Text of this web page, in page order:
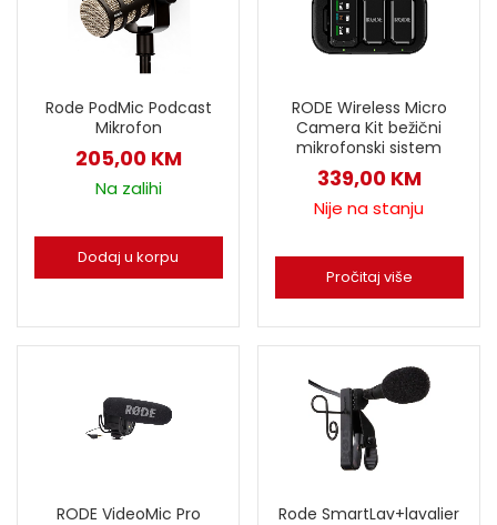
Rode PodMic Podcast
Mikrofon
205,00 KM
Na zalihi
Dodaj u korpu
RODE Wireless Micro
Camera Kit bežični
mikrofonski sistem
339,00 KM
Nije na stanju
Pročitaj više
RODE VideoMic Pro
Rode SmartLav+lavalier